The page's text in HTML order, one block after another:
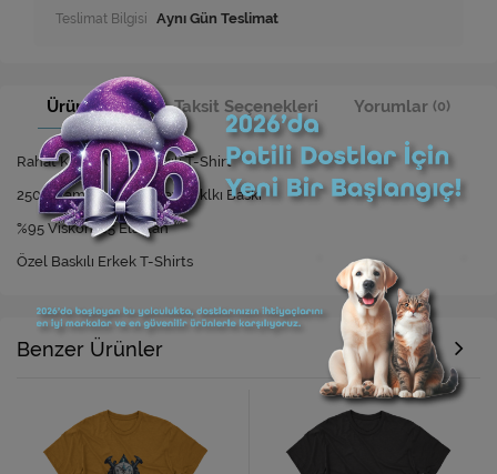
Teslimat Bilgisi Aynı Gün Teslimat
Ürün Bilgisi Taksit Seçenekleri Yorumlar (0)
Rahat Kesim Özel Baskılı T-Shirt
250 Yıkamaya Kadar Dayanıklkı Baskı
%95 Viskon %5 Elastan
Özel Baskılı Erkek T-Shirts
Benzer Ürünler